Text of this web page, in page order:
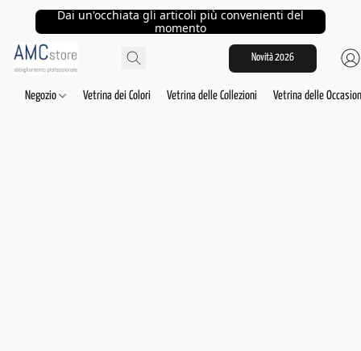
Dai un'occhiata gli articoli più convenienti del
momento
Novità 2026
Negozio Vetrina dei Colori Vetrina delle Collezioni Vetrina delle